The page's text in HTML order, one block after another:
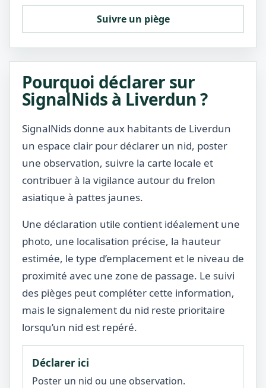
Suivre un piège
Pourquoi déclarer sur
SignalNids à Liverdun ?
SignalNids donne aux habitants de Liverdun
un espace clair pour déclarer un nid, poster
une observation, suivre la carte locale et
contribuer à la vigilance autour du frelon
asiatique à pattes jaunes.
Une déclaration utile contient idéalement une
photo, une localisation précise, la hauteur
estimée, le type d’emplacement et le niveau de
proximité avec une zone de passage. Le suivi
des pièges peut compléter cette information,
mais le signalement du nid reste prioritaire
lorsqu’un nid est repéré.
Déclarer ici
Poster un nid ou une observation.